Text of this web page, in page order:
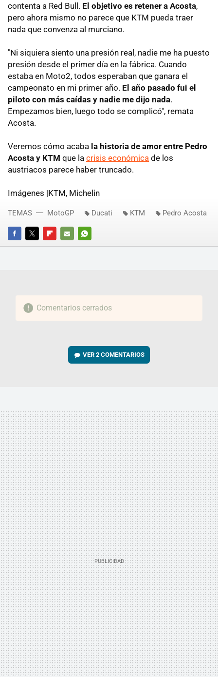
contenta a Red Bull. El objetivo es retener a Acosta,
pero ahora mismo no parece que KTM pueda traer
nada que convenza al murciano.
"Ni siquiera siento una presión real, nadie me ha puesto
presión desde el primer día en la fábrica. Cuando
estaba en Moto2, todos esperaban que ganara el
campeonato en mi primer año. El año pasado fui el
piloto con más caídas y nadie me dijo nada.
Empezamos bien, luego todo se complicó", remata
Acosta.
Veremos cómo acaba la historia de amor entre Pedro
Acosta y KTM que la crisis económica de los
austriacos parece haber truncado.
Imágenes |KTM, Michelin
FACEBOOKTWITTERFLIPBOARD
E-
WHATSAPP
TEMAS MotoGP Ducati KTM Pedro Acosta
Comentarios cerrados
VER2 COMENTARIOS